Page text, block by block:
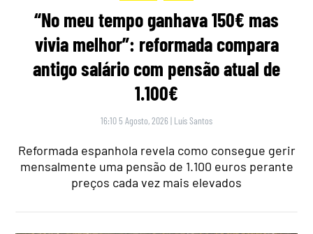
“No meu tempo ganhava 150€ mas
vivia melhor”: reformada compara
antigo salário com pensão atual de
1.100€
16:10 5 Agosto, 2026 | Luís Santos
Reformada espanhola revela como consegue gerir
mensalmente uma pensão de 1.100 euros perante
preços cada vez mais elevados